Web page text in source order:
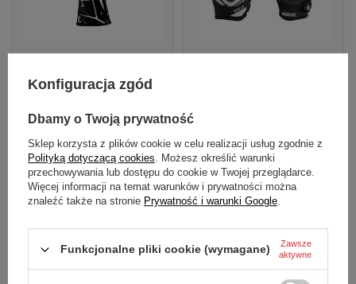
Rookie czarny/biały
153,00 zł
Zobacz
Klasyfikacja Indy NXT 2026: Kucharczyk
Po sześciu z siedemnastu wyścigów sezonu klasyfikacja
Konfiguracja zgód
Dbamy o Twoją prywatność
Sklep korzysta z plików cookie w celu realizacji usług zgodnie z
Polityką dotyczącą cookies. Możesz określić warunki
przechowywania lub dostępu do cookie w Twojej przeglądarce.
Więcej informacji na temat warunków i prywatności można
znaleźć także na stronie Prywatność i warunki Google.
Funkcjonalne pliki cookie (wymagane)
Zawsze
aktywne